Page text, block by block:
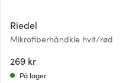
Riedel
Mikrofiberhåndkle hvit/rød
269 kr
På lager